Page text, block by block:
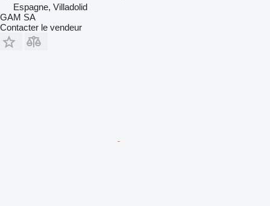
Espagne, Villadolid
GAM SA
Contacter le vendeur